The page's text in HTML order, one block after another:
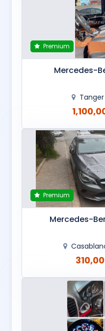
Premium
Mercedes-
Tanger
Premium
Mercedes-